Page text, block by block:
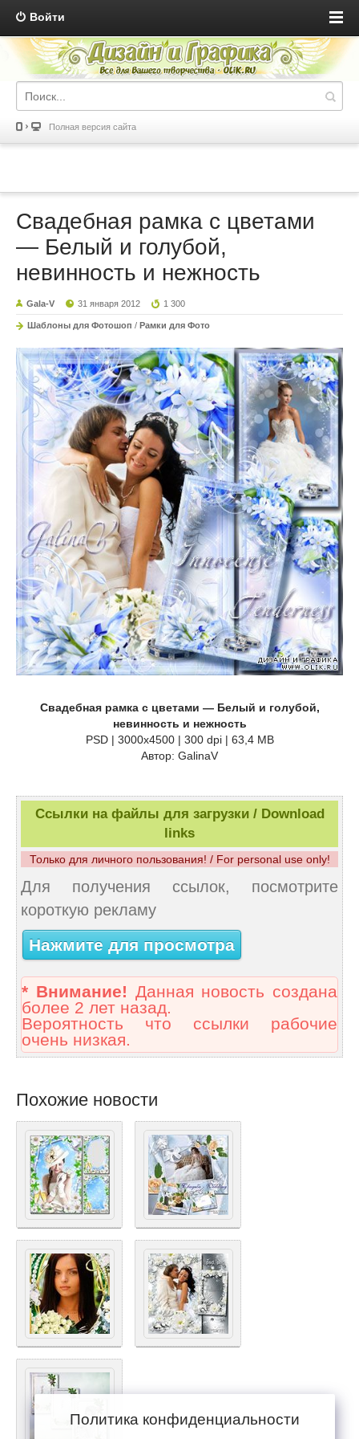
Войти
Полная версия сайта
Свадебная рамка с цветами
— Белый и голубой,
невинность и нежность
Gala-V 31 января 2012 1 300
Шаблоны для Фотошоп / Рамки для Фото
Свадебная рамка с цветами — Белый и голубой,
невинность и нежность
PSD | 3000x4500 | 300 dpi | 63,4 MB
Автор: GalinaV
Ссылки на файлы для загрузки / Download
links
Только для личного пользования! / For personal use only!
Для получения ссылок, посмотрите
короткую рекламу
Нажмите для просмотра
* Внимание! Данная новость создана
более 2 лет назад.
Вероятность что ссылки рабочие
очень низкая.
Похожие новости
Политика конфиденциальности